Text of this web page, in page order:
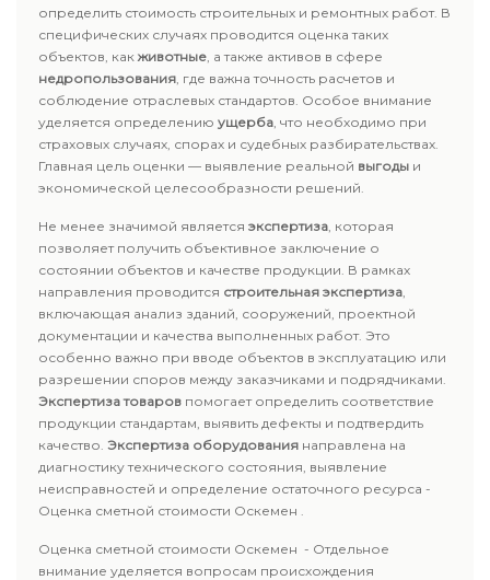
определить стоимость строительных и ремонтных работ. В
специфических случаях проводится оценка таких
объектов, какживотные, а также активов в сфере
недропользования, где важна точность расчетов и
соблюдение отраслевых стандартов. Особое внимание
уделяется определению ущерба, что необходимо при
страховых случаях, спорах и судебных разбирательствах.
Главная цель оценки — выявление реальной выгоды и
экономической целесообразности решений.
Не менее значимой является экспертиза, которая
позволяет получить объективное заключение о
состоянии объектов и качестве продукции. В рамках
направления проводится строительная экспертиза,
включающая анализ зданий, сооружений, проектной
документации и качества выполненных работ. Это
особенно важно при вводе объектов в эксплуатацию или
разрешении споров между заказчиками и подрядчиками.
Экспертиза товаров помогает определить соответствие
продукции стандартам, выявить дефекты и подтвердить
качество. Экспертиза оборудования направлена на
диагностику технического состояния, выявление
неисправностей и определение остаточного ресурса -
Оценка сметной стоимости Оскемен .
Оценка сметной стоимости Оскемен - Отдельное
внимание уделяется вопросам происхождения